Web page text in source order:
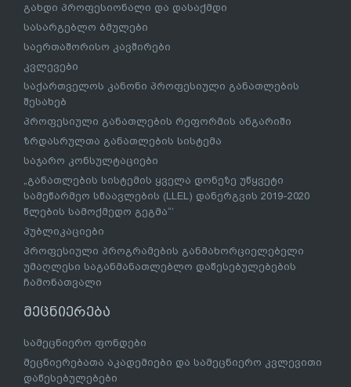
გახდი პროფესიონალი და დასაქმდი
სასარგებლო ბმულები
საერთაშორისო კავშირები
კვლევები
საქართველოს კანონი პროფესიული განათლების
შესახებ
პროფესიული განათლების რეფორმის ანგარიში
ზრდასრულთა განათლების სისტემა
საჯარო კონსულტაციები
„განათლების სისტემის ყველა დონეზე უწყვეტი
სამეწარმეო სწაავლების (LLEL) დანერგვის 2019-2020
წლების სამოქმედო გეგმა“’
პუბლიკაციები
პროფესიული პროგრამების განმახორციელებელი
უმაღლესი საგანმანათლებლო დაწესებულებების
ჩამონათვალი
მეცნიერება
სამეცნიერო ფონდები
მეცნიერებათა აკადემიები და სამეცნიერო კვლევითი
დაწესებულებები